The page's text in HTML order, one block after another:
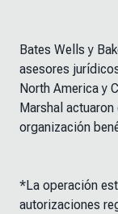
Bates Wells y
asesores
North America y
Marshal
organización
*La operación
autorizaciones